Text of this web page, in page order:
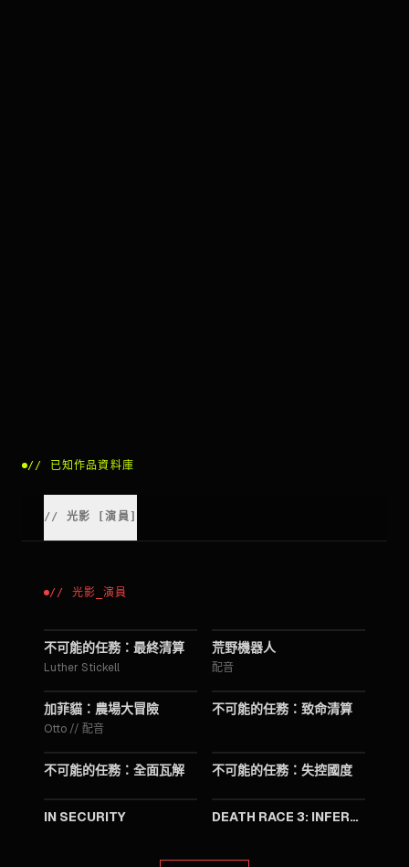
// 已知作品資料庫
// 光影 [演員
// 光影 _演員
不可能的任務：最終清算
Luther Stickell
荒野機器人
配音
加菲貓：農場大冒險
Otto // 配音
不可能的任務：致命清算
不可能的任務：全面瓦解 不可能的任務：失控國度
IN SECURITY DEATH RACE 3: INFERNO